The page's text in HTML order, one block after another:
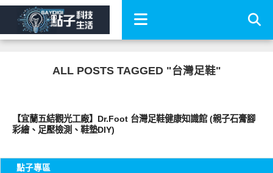
ALL POSTS TAGGED "台灣足鞋"
【宜蘭五結觀光工廠】Dr.Foot 台灣足鞋健康知識館 (親子石膏腳
彩繪、足壓檢測、鞋墊DIY)
點子專區